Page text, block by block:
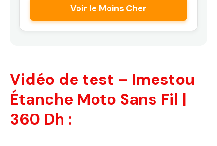
Voir le Moins Cher
Vidéo de test – Imestou
Étanche Moto Sans Fil |
360 Dh :